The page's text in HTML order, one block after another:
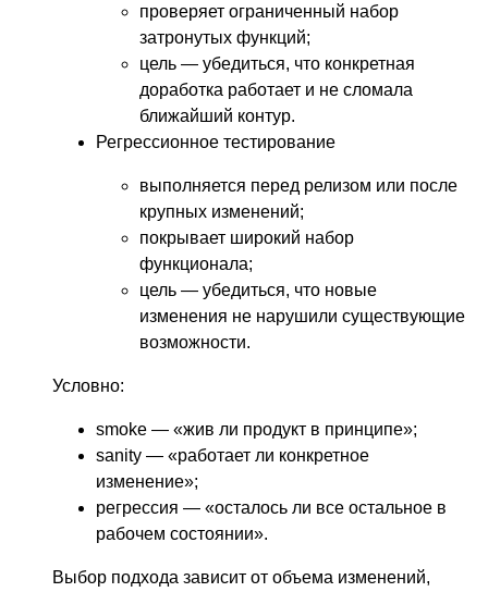
проверяет ограниченный набор
затронутых функций;
цель — убедиться, что конкретная
доработка работает и не сломала
ближайший контур.
Регрессионное тестирование
выполняется перед релизом или после
крупных изменений;
покрывает широкий набор
функционала;
цель — убедиться, что новые
изменения не нарушили существующие
возможности.
Условно:
smoke — «жив ли продукт в принципе»;
sanity — «работает ли конкретное
изменение»;
регрессия — «осталось ли все остальное в
рабочем состоянии».
Выбор подхода зависит от объема изменений,